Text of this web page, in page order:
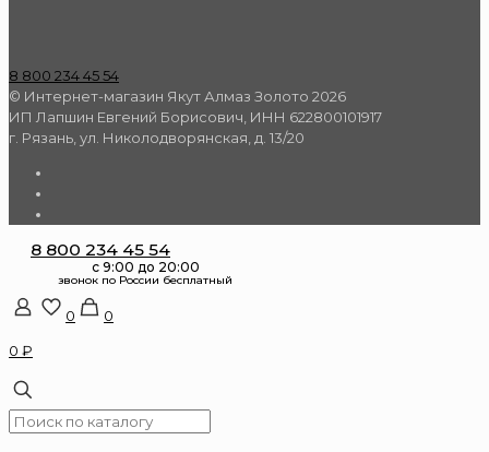
8 800 234 45 54
© Интернет-магазин Якут Алмаз Золото 2026
ИП Лапшин Евгений Борисович, ИНН 622800101917
г. Рязань, ул. Николодворянская, д. 13/20
8 800 234 45 54
0
0
0 ₽